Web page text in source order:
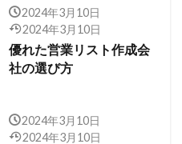
2024年3月10日
2024年3月10日
優れた営業リスト作成会
社の選び方
2024年3月10日
2024年3月10日